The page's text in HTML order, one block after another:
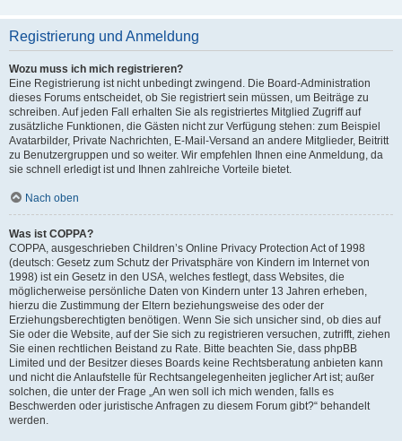
Registrierung und Anmeldung
Wozu muss ich mich registrieren?
Eine Registrierung ist nicht unbedingt zwingend. Die Board-Administration
dieses Forums entscheidet, ob Sie registriert sein müssen, um Beiträge zu
schreiben. Auf jeden Fall erhalten Sie als registriertes Mitglied Zugriff auf
zusätzliche Funktionen, die Gästen nicht zur Verfügung stehen: zum Beispiel
Avatarbilder, Private Nachrichten, E-Mail-Versand an andere Mitglieder, Beitritt
zu Benutzergruppen und so weiter. Wir empfehlen Ihnen eine Anmeldung, da
sie schnell erledigt ist und Ihnen zahlreiche Vorteile bietet.
Nach oben
Was ist COPPA?
COPPA, ausgeschrieben Children’s Online Privacy Protection Act of 1998
(deutsch: Gesetz zum Schutz der Privatsphäre von Kindern im Internet von
1998) ist ein Gesetz in den USA, welches festlegt, dass Websites, die
möglicherweise persönliche Daten von Kindern unter 13 Jahren erheben,
hierzu die Zustimmung der Eltern beziehungsweise des oder der
Erziehungsberechtigten benötigen. Wenn Sie sich unsicher sind, ob dies auf
Sie oder die Website, auf der Sie sich zu registrieren versuchen, zutrifft, ziehen
Sie einen rechtlichen Beistand zu Rate. Bitte beachten Sie, dass phpBB
Limited und der Besitzer dieses Boards keine Rechtsberatung anbieten kann
und nicht die Anlaufstelle für Rechtsangelegenheiten jeglicher Art ist; außer
solchen, die unter der Frage „An wen soll ich mich wenden, falls es
Beschwerden oder juristische Anfragen zu diesem Forum gibt?“ behandelt
werden.